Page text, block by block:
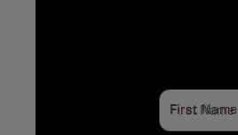
First Name